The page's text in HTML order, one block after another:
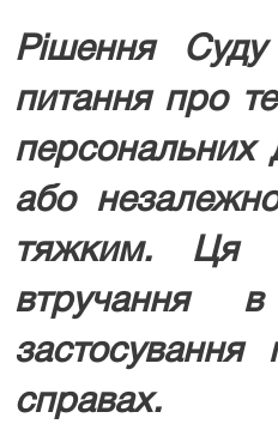
Рішення
питання про
персональних
або
тяжким. Ця
втручання
застосування
справах.